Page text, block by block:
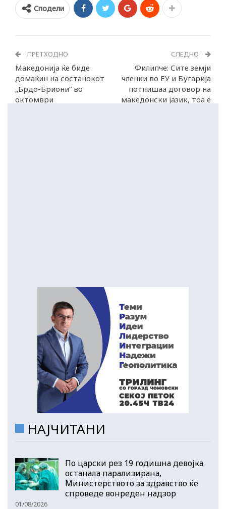
Сподели
ПРЕТХОДНО
Македонија ќе биде
домаќин на состанокот
„Брдо-Бриони“ во
октомври
СЛЕДНО
Филипче: Сите земји
членки во ЕУ и Бугарија
потпишаа договор на
македонски јазик, тоа е
НАЈЧИТАНИ
По царски рез 19 годишна девојка
останала парализирана,
Министерството за здравство ќе
спроведе вонреден надзор
01/08/2026